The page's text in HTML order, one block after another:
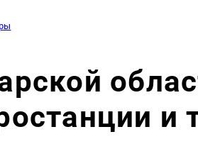
и